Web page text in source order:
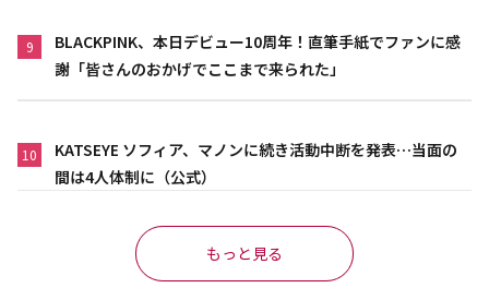
9
BLACKPINK、本日デビュー10周年！直筆手紙でファンに感
謝「皆さんのおかげでここまで来られた」
10
KATSEYE ソフィア、マノンに続き活動中断を発表…当面の
間は4人体制に（公式）
もっと見る